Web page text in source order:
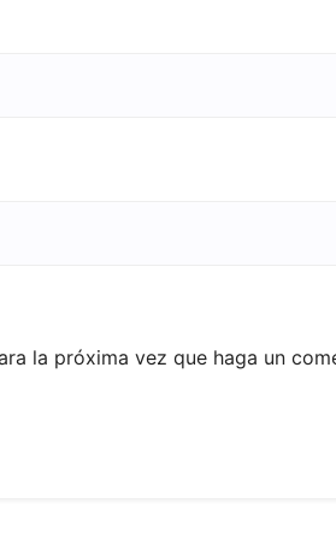
la próxima vez que haga un